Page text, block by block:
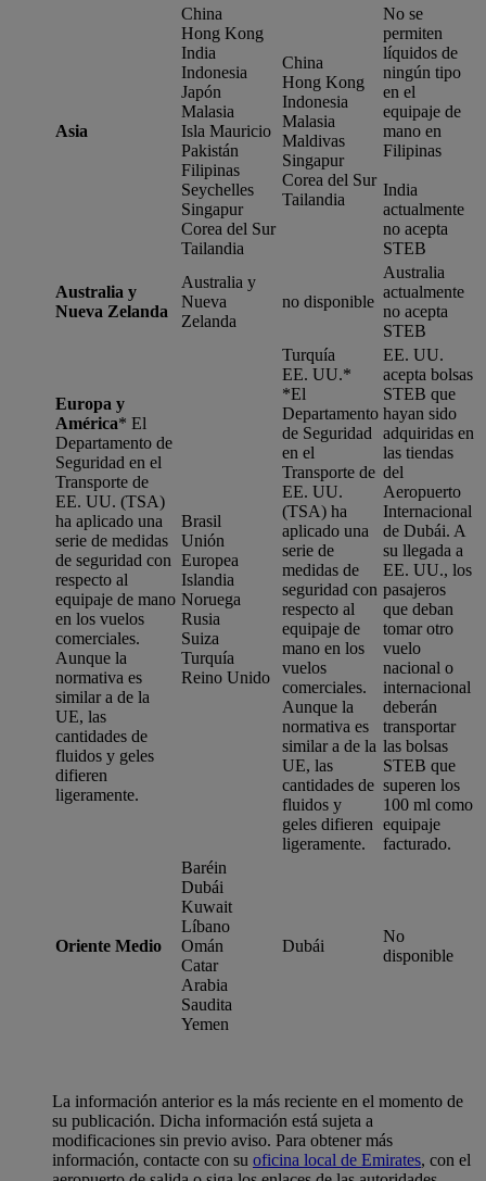
Asia
China
Hong Kong
India
Indonesia
Japón
Malasia
Isla Mauricio
Pakistán
Filipinas
Seychelles
Singapur
Corea del Sur
Tailandia
China
Hong Kong
Indonesia
Malasia
Maldivas
Singapur
Corea del Sur
Tailandia
No se
permiten
líquidos de
ningún tipo
en el
equipaje de
mano en
Filipinas
India
actualmente
no acepta
STEB
Australia y
Nueva Zelanda
Australia y
Nueva
Zelanda
no disponible
Australia
actualmente
no acepta
STEB
Europa y
América* El
Departamento de
Seguridad en el
Transporte de
EE. UU. (TSA)
ha aplicado una
serie de medidas
de seguridad con
respecto al
equipaje de mano
en los vuelos
comerciales.
Aunque la
normativa es
similar a de la
UE, las
cantidades de
fluidos y geles
difieren
ligeramente.
Brasil
Unión
Europea
Islandia
Noruega
Rusia
Suiza
Turquía
Reino Unido
Turquía
EE. UU.*
*El
Departamento
de Seguridad
en el
Transporte de
EE. UU.
(TSA) ha
aplicado una
serie de
medidas de
seguridad con
respecto al
equipaje de
mano en los
vuelos
comerciales.
Aunque la
normativa es
similar a de la
UE, las
cantidades de
fluidos y
geles difieren
ligeramente.
EE. UU.
acepta bolsas
STEB que
hayan sido
adquiridas en
las tiendas
del
Aeropuerto
Internacional
de Dubái. A
su llegada a
EE. UU., los
pasajeros
que deban
tomar otro
vuelo
nacional o
internacional
deberán
transportar
las bolsas
STEB que
superen los
100 ml como
equipaje
facturado.
Oriente Medio
Baréin
Dubái
Kuwait
Líbano
Omán
Catar
Arabia
Saudita
Yemen
Dubái
No
disponible
La información anterior es la más reciente en el momento de
su publicación. Dicha información está sujeta a
modificaciones sin previo aviso. Para obtener más
información, contacte con su oficina local de Emirates, con el